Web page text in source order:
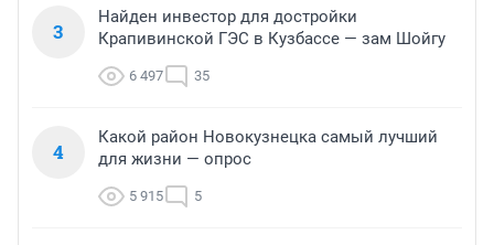
3
Найден инвестор для достройки
Крапивинской ГЭС в Кузбассе — зам Шойгу
6 497 35
4
Какой район Новокузнецка самый лучший
для жизни — опрос
5 915 5